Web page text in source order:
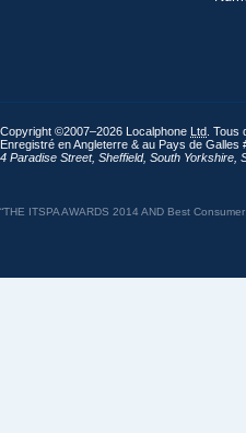
Copyright ©2007–2026 Localphone Ltd .
Enregistré en Angleterre & au Pays de Galles
4 Paradise Street, Sheffield, South Yorkshire
“THE ITSPA AWARDS 2014 AND Best